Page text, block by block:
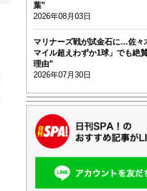
葉”
2026年08月03日
マリナーズ戦が試金石に…佐々
マイル超えわずか1球」でも絶
理由”
2026年07月30日